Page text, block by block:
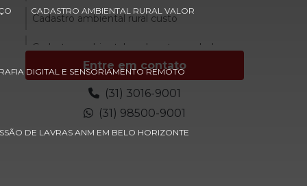
CADASTRO AMBIENTAL RURAL VALOR
DIGITAL E SENSORIAMENTO REMOTO
DE LAVRAS ANM EM BELO HORIZONTE
Cadastro ambiental rural custo
Cadastro ambiental rural custo em belo
Cadastro ambiental rural custo em minas
Cadastro ambiental rural empresa
Entre em contato
(31) 3016-9001
(31) 98500-9001